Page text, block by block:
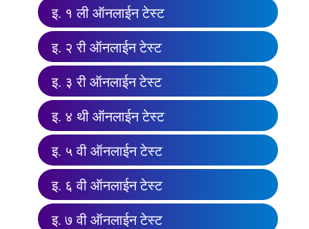
इ. १ ली ऑनलाईन टेस्ट
इ. २ री ऑनलाईन टेस्ट
इ. ३ री ऑनलाईन टेस्ट
इ. ४ थी ऑनलाईन टेस्ट
इ. ५ वी ऑनलाईन टेस्ट
इ. ६ वी ऑनलाईन टेस्ट
इ. ७ वी ऑनलाईन टेस्ट